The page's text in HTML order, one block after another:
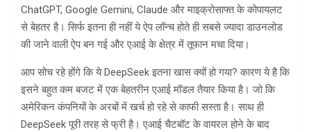
ChatGPT, Google Gemini, Claude और माइक्रोसाफ्त के कोपायलट
से बेहतर है। सिर्फ इतना ही नहीं ये ऐप लॉन्च होते ही सबसे ज्यादा डाउनलोड
की जाने वाली ऐप बन गई और एआई के क्षेत्र में तूफान मचा दिया।
आप सोच रहे होंगे कि ये DeepSeek इतना खास क्यों हो गया? कारण ये है कि
इसने बहुत कम बजट में एक बेहतरीन एआई मॉडल तैयार किया है। जो कि
अमेरिकन कंपनियों के अरबों में खर्च हो रहे से काफी सस्ता है। साथ ही
DeepSeek पूरी तरह से फ्री है। एआई चैटबॉट के वायरल होने के बाद